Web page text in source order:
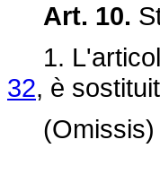
Art. 10.
1.
32, è
(Omissis)